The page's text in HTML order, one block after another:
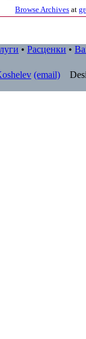
Browse Archives at
• Расценки •
(email)